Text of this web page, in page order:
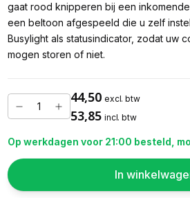
gaat rood knipperen bij een
een beltoon afgespeeld die u zelf
Busylight als statusindicator, zodat uw
mogen storen of niet.
44,50 excl. btw
53,85 incl. btw
Op werkdagen voor 21:00 besteld,
In